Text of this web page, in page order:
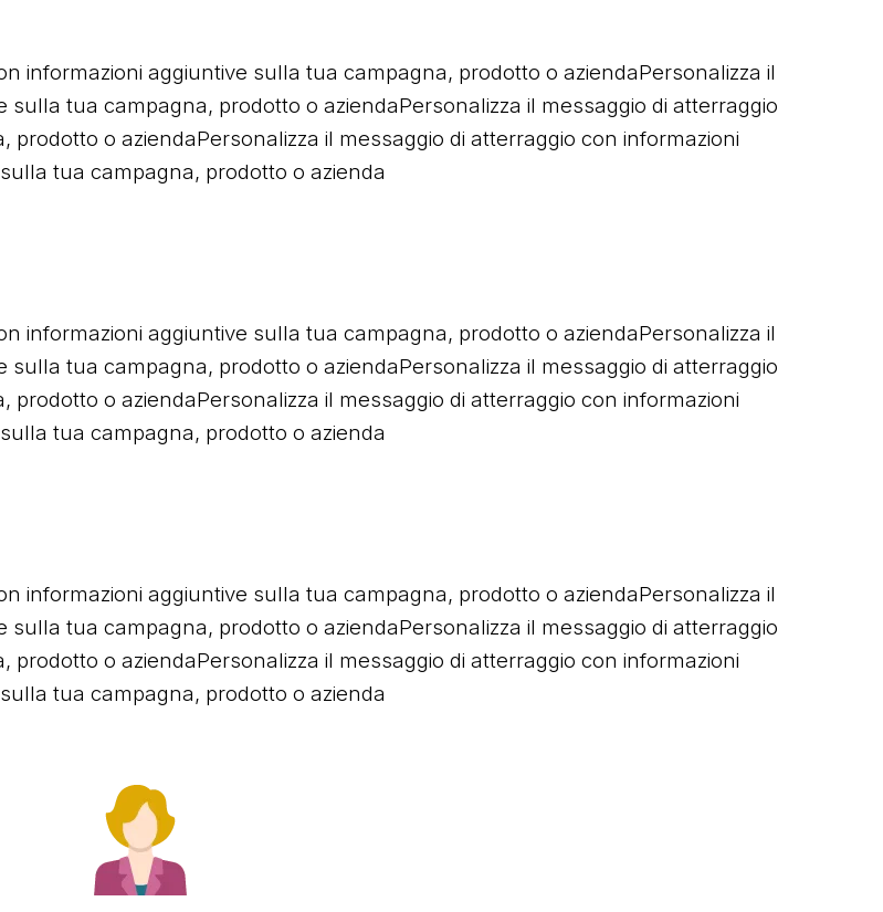
informazioni aggiuntive sulla tua campagna, prodotto o aziendaPersonalizza il
tua campagna, prodotto o aziendaPersonalizza il messaggio di atterraggio
prodotto o aziendaPersonalizza il messaggio di atterraggio con informazioni
tua campagna, prodotto o azienda
informazioni aggiuntive sulla tua campagna, prodotto o aziendaPersonalizza il
tua campagna, prodotto o aziendaPersonalizza il messaggio di atterraggio
prodotto o aziendaPersonalizza il messaggio di atterraggio con informazioni
tua campagna, prodotto o azienda
informazioni aggiuntive sulla tua campagna, prodotto o aziendaPersonalizza il
tua campagna, prodotto o aziendaPersonalizza il messaggio di atterraggio
prodotto o aziendaPersonalizza il messaggio di atterraggio con informazioni
tua campagna, prodotto o azienda